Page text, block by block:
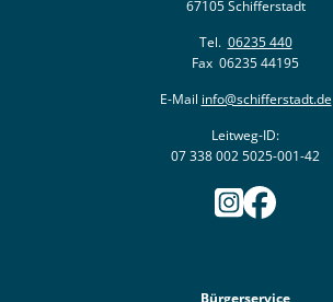
67105 Schifferstadt
Tel. 06235 440
Fax 06235 44195
E-Mail info@schifferstadt.de
Leitweg-ID:
07 338 002 5025-001-42